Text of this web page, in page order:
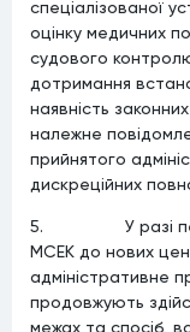
спеціалізованої
оцінку медичних
судового
дотримання
наявність
належне
прийнятого
дискреційних
5. У разі
МСЕК до нових
адміністративне
продовжують
межах та спосіб,